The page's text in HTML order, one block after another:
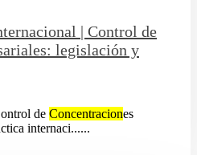
| Control de
legislación y
de Concentraciones
internaci......